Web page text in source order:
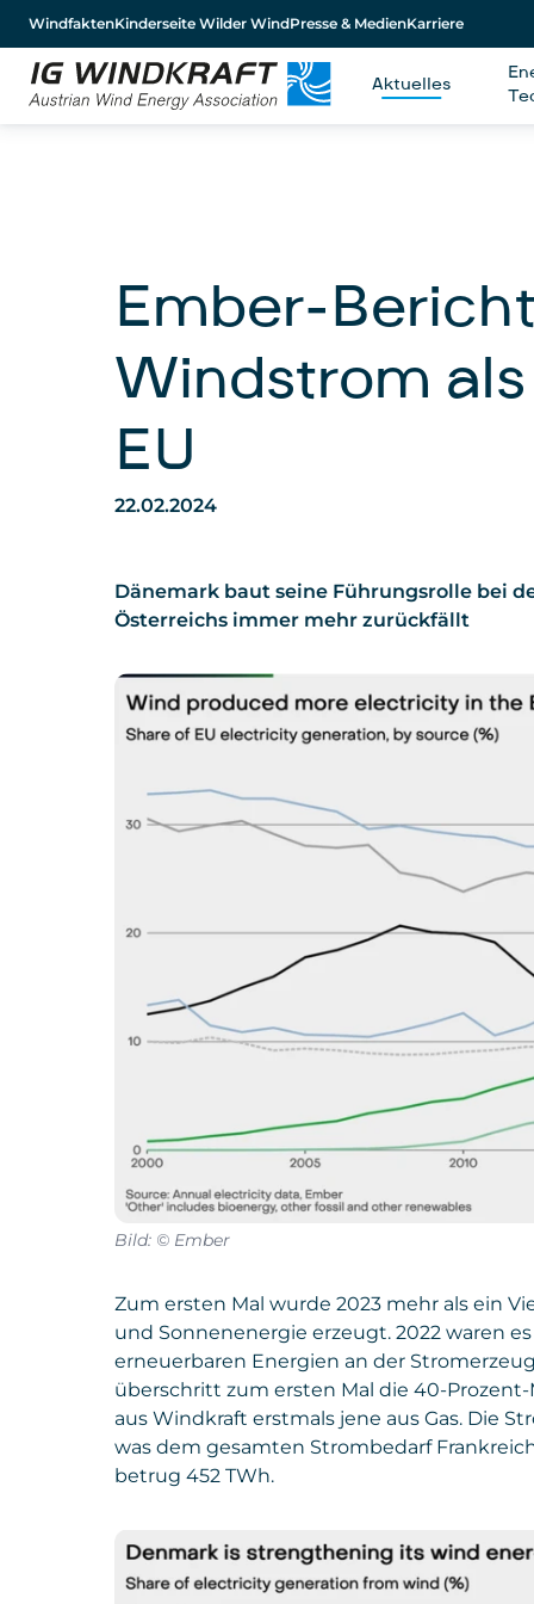
WindfaktenKinderseite Wilder WindPresse & MedienKarriere
Aktuelles
Ember-
Windstrom
EU
22.02.2024
Dänemark baut seine Führungsrolle bei
Österreichs immer mehr zurückfällt
Bild: © Ember
Zum ersten Mal wurde 2023 mehr als ein
und Sonnenenergie erzeugt. 2022 waren
erneuerbaren Energien an der
überschritt zum ersten Mal die 40-
aus Windkraft erstmals jene aus Gas. Die
was dem gesamten Strombedarf
betrug 452 TWh.